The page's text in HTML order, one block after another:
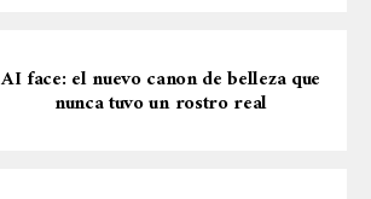
AI face: el nuevo canon de belleza que
nunca tuvo un rostro real